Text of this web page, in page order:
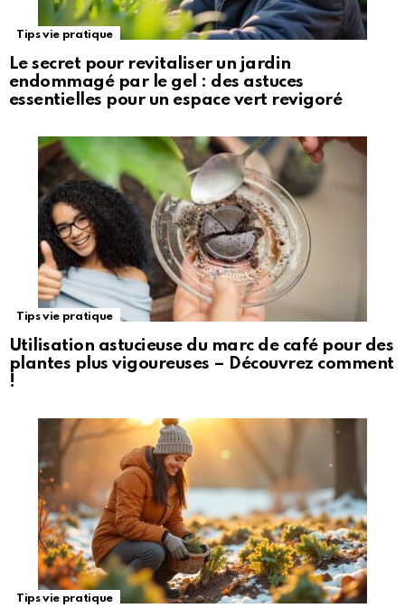
Tips vie pratique
Le secret pour revitaliser un jardin
endommagé par le gel : des astuces
essentielles pour un espace vert revigoré
Tips vie pratique
Utilisation astucieuse du marc de café pour des
plantes plus vigoureuses – Découvrez comment
!
Tips vie pratique